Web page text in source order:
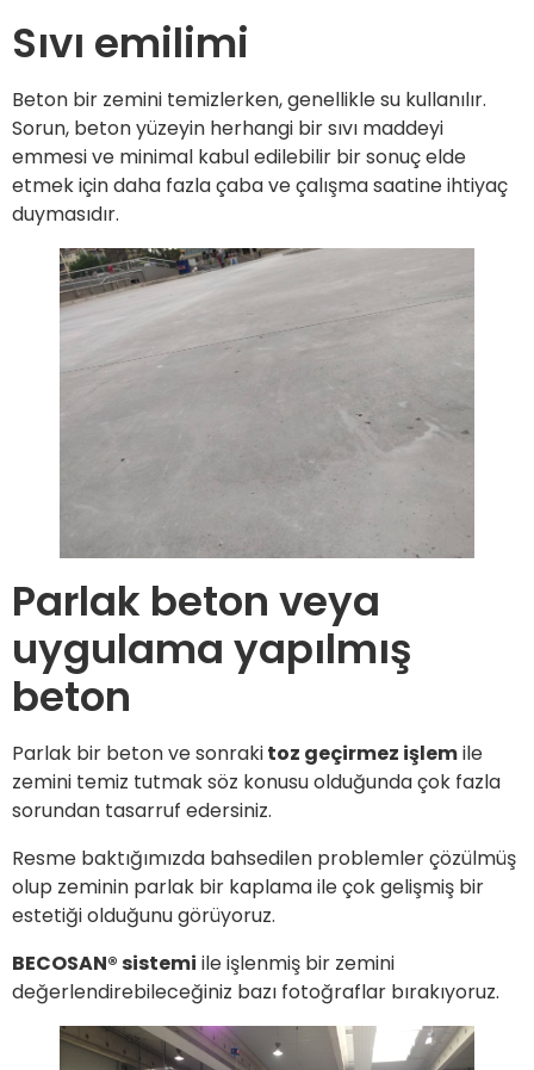
Sıvı emilimi
Beton bir zemini temizlerken, genellikle su kullanılır.
Sorun, beton yüzeyin herhangi bir sıvı maddeyi
emmesi ve minimal kabul edilebilir bir sonuç elde
etmek için daha fazla çaba ve çalışma saatine ihtiyaç
duymasıdır.
Parlak beton veya
uygulama yapılmış
beton
Parlak bir beton ve sonrakitoz geçirmez işlemile
zemini temiz tutmak söz konusu olduğunda çok fazla
sorundan tasarruf edersiniz.
Resme baktığımızda bahsedilen problemler çözülmüş
olup zeminin parlak bir kaplama ile çok gelişmiş bir
estetiği olduğunu görüyoruz.
BECOSAN® sistemi ile işlenmiş bir zemini
değerlendirebileceğiniz bazı fotoğraflar bırakıyoruz.